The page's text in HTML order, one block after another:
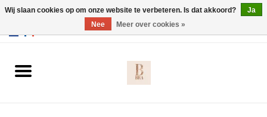
Wij slaan cookies op om onze website te verbeteren. Is dat akkoord?
Ja
Nee
Meer over cookies »
Webshop werkt met EU maten. .